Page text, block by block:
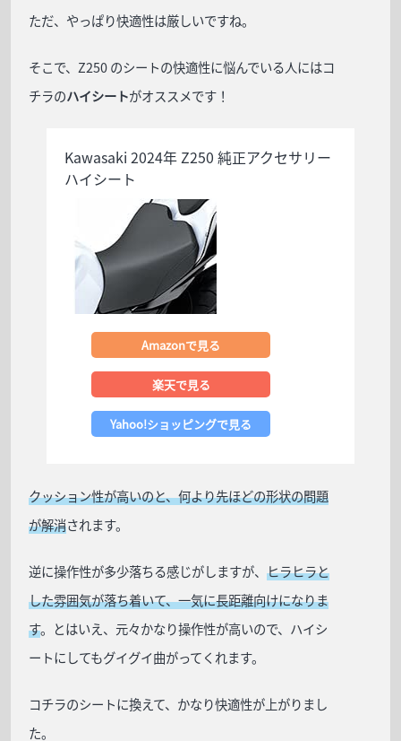
ただ、やっぱり快適性は厳しいですね。
そこで、Z250 のシートの快適性に悩んでいる人にはコ
チラのハイシートがオススメです！
Kawasaki 2024年 Z250 純正アクセサリー
ハイシート
Amazonで見る
楽天で見る
Yahoo!ショッピングで見る
クッション性が高いのと、何より先ほどの形状の問題
が解消されます。
逆に操作性が多少落ちる感じがしますが、ヒラヒラと
した雰囲気が落ち着いて、一気に長距離向けになりま
す。とはいえ、元々かなり操作性が高いので、ハイシ
ートにしてもグイグイ曲がってくれます。
コチラのシートに換えて、かなり快適性が上がりまし
た。